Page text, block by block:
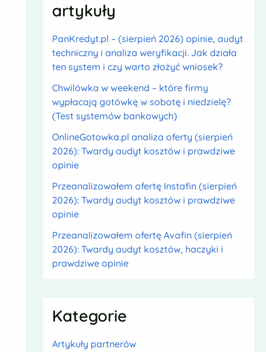
artykuły
PanKredyt.pl – (sierpień 2026) opinie, audyt
techniczny i analiza weryfikacji. Jak działa
ten system i czy warto złożyć wniosek?
Chwilówka w weekend – które firmy
wypłacają gotówkę w sobotę i niedzielę?
(Test systemów bankowych)
OnlineGotowka.pl analiza oferty (sierpień
2026): Twardy audyt kosztów i prawdziwe
opinie
Przeanalizowałem ofertę Instafin (sierpień
2026): Twardy audyt kosztów i prawdziwe
opinie
Przeanalizowałem ofertę Avafin (sierpień
2026): Twardy audyt kosztów, haczyki i
prawdziwe opinie
Kategorie
Artykuły partnerów